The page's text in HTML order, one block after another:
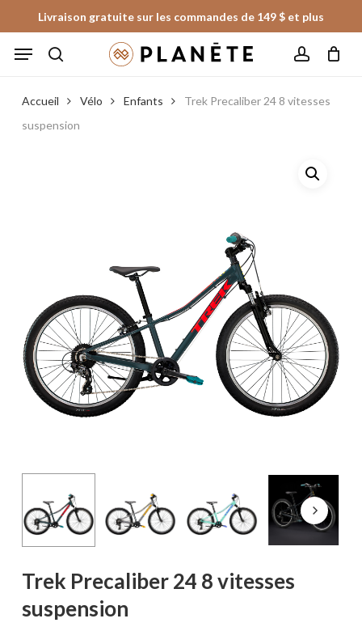
to
main
Livraison gratuite sur les commandes de 149 $ et plus
Menu
Fermer
le
panier
Accueil Vélo Enfants
Trek Precaliber 24 8 vitesses
suspension
Trek Precaliber 24 8 vitesses
suspension